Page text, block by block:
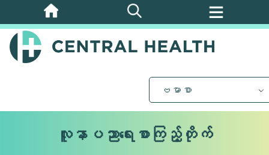
အဓိက
အကြောင်းအရာ
သို့
ဗမာစာ
လူနာပညာရေးစာကြည့်တိုက်